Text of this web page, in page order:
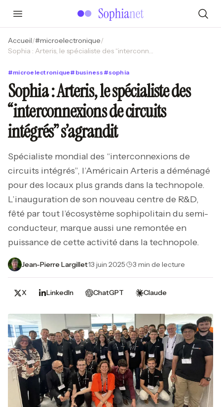
Accueil/#microelectronique/
Sophia : Arteris, le spécialiste des “interconnexions de circuits intégrés” s’agrandit
#microelectronique# business #sophia
Sophia : Arteris, le spécialiste des
“interconnexions de circuits
intégrés” s’agrandit
Spécialiste mondial des “interconnexions de
circuits intégrés”, l’Américain Arteris a déménagé
pour des locaux plus grands dans la technopole.
L’inauguration de son nouveau centre de R&D,
fêté par tout l’écosystème sophipolitain du semi-
conducteur, marque aussi une remontée en
puissance de cette activité dans la technopole.
Jean-Pierre Largillet·13 juin 2025· 3 min de lecture
X LinkedIn ChatGPT Claude